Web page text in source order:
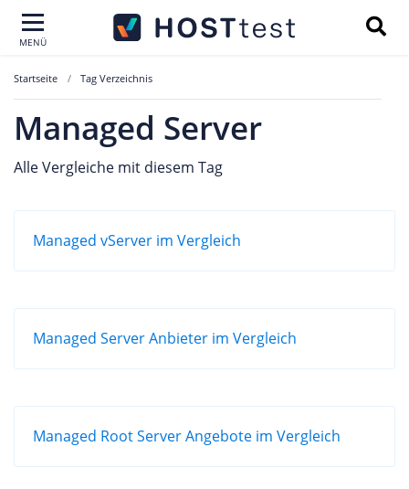
MENÜ
Startseite Tag Verzeichnis
Managed Server
Alle Vergleiche mit diesem Tag
Managed vServer im Vergleich
Managed Server Anbieter im Vergleich
Managed Root Server Angebote im Vergleich